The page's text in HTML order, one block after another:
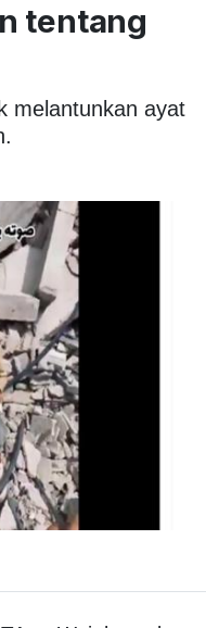
tentang
melantunkan ayat